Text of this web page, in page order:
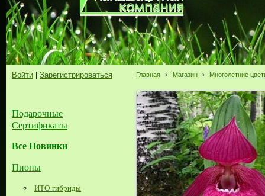
Войти Зарегистрироваться
Подарочные
Сертификаты
Все Новинки
Пионы
ИТО-гибриды
Главная › Магазин › Многолетние